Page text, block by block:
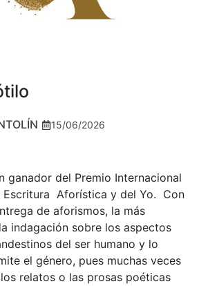
15/06/2026
ganador del Premio Internacional
Escritura Aforística y del Yo. Con
de aforismos, la más
indagación sobre los aspectos
del ser humano y lo
el género, pues muchas veces
relatos o las prosas poéticas